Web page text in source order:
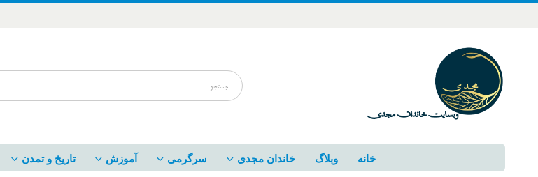
خانه وبلاگ خاندان مجدی سرگرمی آموزش تاریخ و تمدن